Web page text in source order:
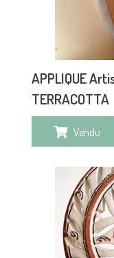
APPLIQUE
TERRACOTTA
Vendu